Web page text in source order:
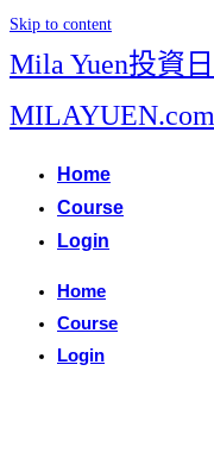
Skip to content
Mila Yuen投資
MILAYUEN.com
Home
Course
Login
Home
Course
Login